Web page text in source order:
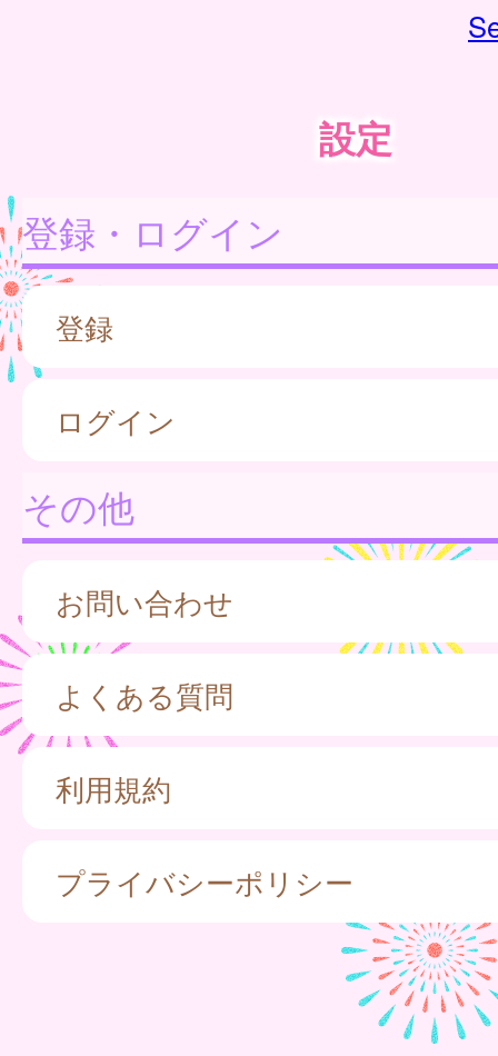
設定
登録・ログイン
登録
ログイン
その他
お問い合わせ
よくある質問
利用規約
プライバシーポリシー